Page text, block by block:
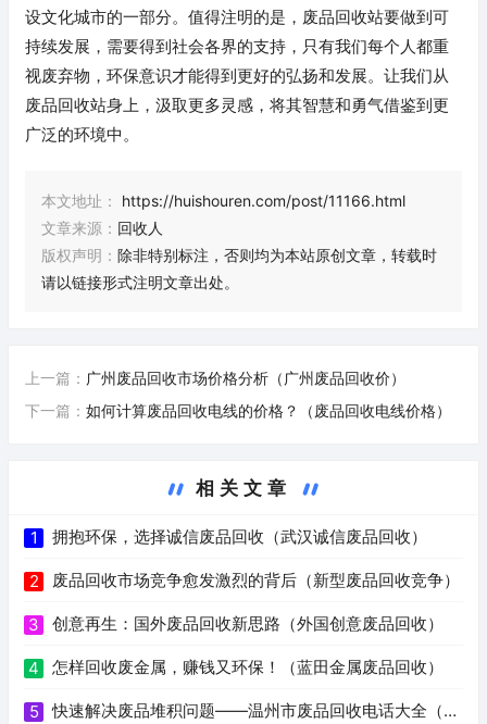
设文化城市的一部分。值得注明的是，废品回收站要做到可
持续发展，需要得到社会各界的支持，只有我们每个人都重
视废弃物，环保意识才能得到更好的弘扬和发展。让我们从
废品回收站身上，汲取更多灵感，将其智慧和勇气借鉴到更
广泛的环境中。
本文地址：
https://huishouren.com/post/11166.html
文章来源： 回收人
版权声明： 除非特别标注，否则均为本站原创文章，转载时
请以链接形式注明文章出处。
上一篇： 广州废品回收市场价格分析（广州废品回收价）
下一篇： 如何计算废品回收电线的价格？（废品回收电线价格）
相关文章
1 拥抱环保，选择诚信废品回收（武汉诚信废品回收）
2 废品回收市场竞争愈发激烈的背后（新型废品回收竞争）
3 创意再生：国外废品回收新思路（外国创意废品回收）
4 怎样回收废金属，赚钱又环保！（蓝田金属废品回收）
5 快速解决废品堆积问题——温州市废品回收电话大全（温